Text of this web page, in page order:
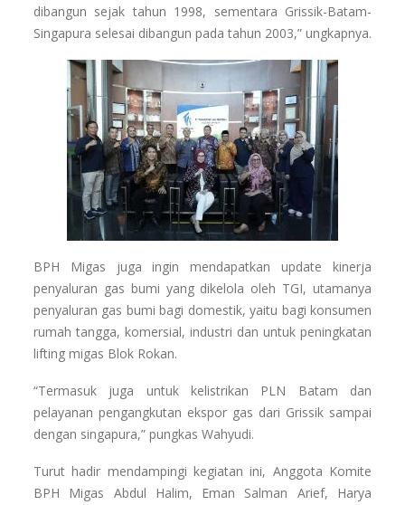
dibangun sejak tahun 1998, sementara Grissik-Batam-
Singapura selesai dibangun pada tahun 2003,” ungkapnya.
BPH Migas juga ingin mendapatkan update kinerja
penyaluran gas bumi yang dikelola oleh TGI, utamanya
penyaluran gas bumi bagi domestik, yaitu bagi konsumen
rumah tangga, komersial, industri dan untuk peningkatan
lifting migas Blok Rokan.
“Termasuk juga untuk kelistrikan PLN Batam dan
pelayanan pengangkutan ekspor gas dari Grissik sampai
dengan singapura,” pungkas Wahyudi.
Turut hadir mendampingi kegiatan ini, Anggota Komite
BPH Migas Abdul Halim, Eman Salman Arief, Harya